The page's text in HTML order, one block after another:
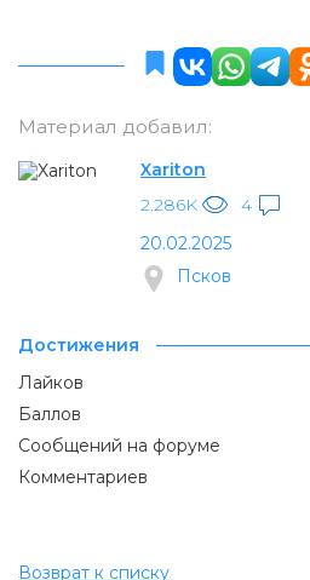
Материал добавил:
Xariton
2.286K
4
20.02.2025
Псков
Достижения
Лайков
Баллов
Сообщений на форуме
Комментариев
Возврат к списку